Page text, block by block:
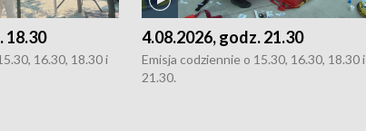
18.30
16.30, 18.30 i
4.08.2026, godz. 21.30
Emisja codziennie o 15.30, 16.30, 18.30 i
21.30.